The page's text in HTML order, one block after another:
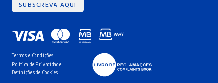
SUBSCREVA AQUI
Termos e Condições
Política de Privacidade
Definições de Cookies